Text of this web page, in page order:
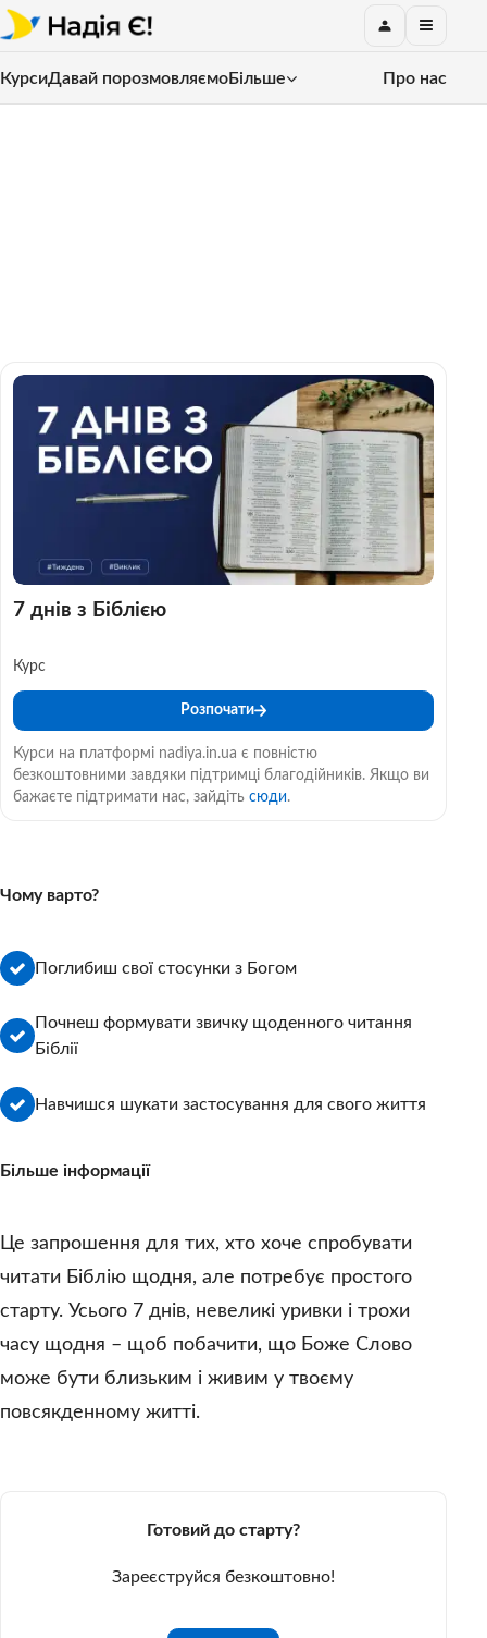
КурсиДавай порозмовляємоБільше Про нас
7 днів з Біблією
Курс
Розпочати
Курси на платформі nadiya.in.ua є повністю
безкоштовними завдяки підтримці благодійників. Якщо ви
бажаєте підтримати нас, зайдітьсюди.
Чому варто?
Поглибиш свої стосунки з Богом
Почнеш формувати звичку щоденного читання
Біблії
Навчишся шукати застосування для свого життя
Більше інформації
Це запрошення для тих, хто хоче спробувати
читати Біблію щодня, але потребує простого
старту. Усього 7 днів, невеликі уривки і трохи
часу щодня – щоб побачити, що Боже Слово
може бути близьким і живим у твоєму
повсякденному житті.
Готовий до старту?
Зареєструйся безкоштовно!